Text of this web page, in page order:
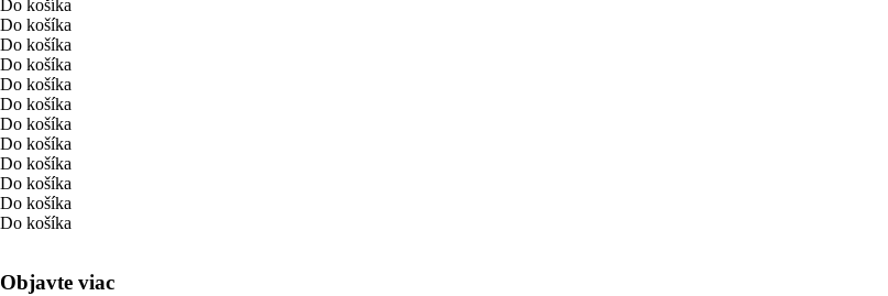
Do košíka
Do košíka
Do košíka
Do košíka
Do košíka
Do košíka
Do košíka
Do košíka
Do košíka
Do košíka
Do košíka
Do košíka
Objavte viac